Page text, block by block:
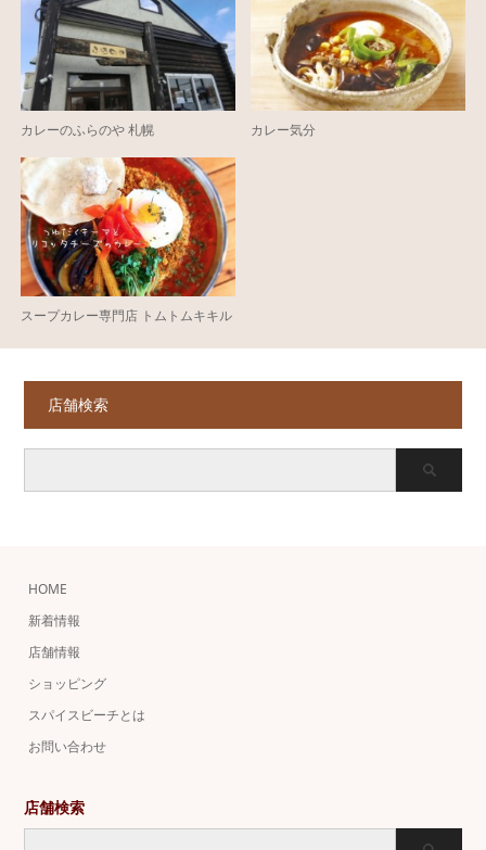
カレーのふらのや 札幌 カレー気分
スープカレー専門店 トムトムキキル
店舗検索
HOME
新着情報
店舗情報
ショッピング
スパイスビーチとは
お問い合わせ
店舗検索